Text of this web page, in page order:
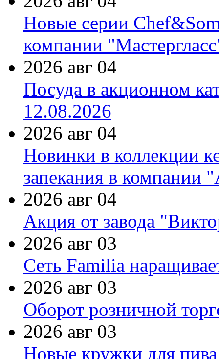
Новые серии
компании
2026 авг 04
Посуда в акционном
12.08.2026
2026 авг 04
Новинки в коллекции
запекания в компании
2026 авг 04
Акция от завода
2026 авг 03
Сеть Familia
2026 авг 03
Оборот розничной
2026 авг 03
Новые кружки для